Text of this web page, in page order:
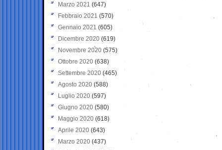
Marzo 2021 (647)
Febbraio 2021 (570)
Gennaio 2021 (605)
Dicembre 2020 (619)
Novembre 2020 (575)
Ottobre 2020 (638)
Settembre 2020(465)
Agosto 2020 (588)
Luglio 2020 (597)
Giugno 2020 (580)
Maggio 2020 (618)
Aprile 2020 (643)
Marzo 2020 (437)